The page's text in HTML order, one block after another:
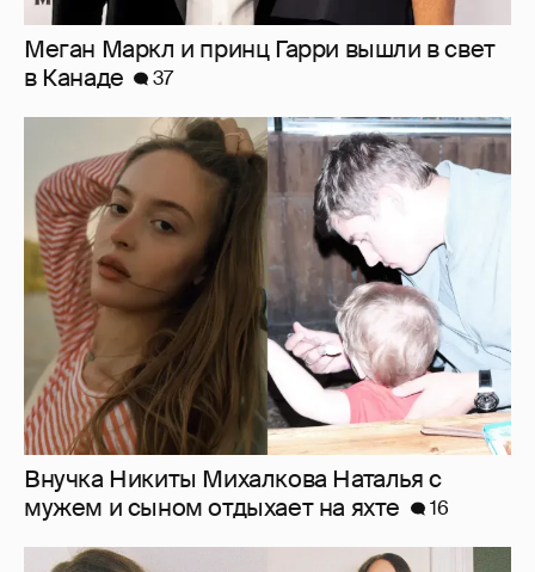
Внучка Никиты Михалкова Наталья с
мужем и сыном отдыхает на яхте